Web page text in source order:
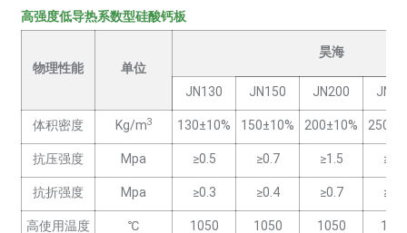
高强度低导热系数型硅酸钙板
物理性能 单位
昊海
JN130 JN150 JN200
体积密度
Kg/m3 130±10% 150±10% 200±10%
抗压强度
Mpa ≥0.5 ≥0.7 ≥1.5
≥2.2
抗折强度
Mpa ≥0.3 ≥0.4 ≥0.7
≥1.1
高使用温度
℃ 1050 1050 1050